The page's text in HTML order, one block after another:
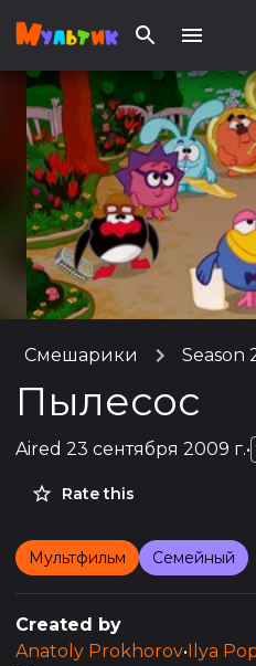
Смешарики Season
Пылесос
Aired 23 сентября 2009 г.•
Rate this
Мультфильм Семейный
Created by
Anatoly Prokhorov• Ilya